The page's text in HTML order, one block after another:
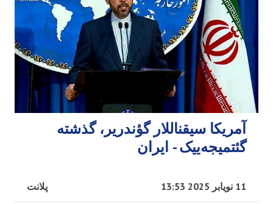
آمریکا سیقناللار گؤندریر، گذشته
گئتمیجه‌ییک - ایران
پلانت 11 نویابر 2025 13:53